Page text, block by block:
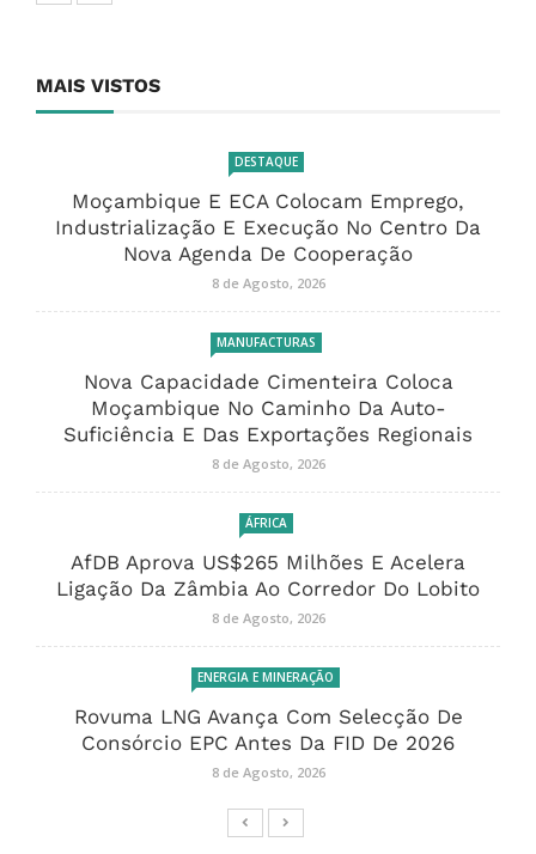
MAIS VISTOS
DESTAQUE
Moçambique E ECA Colocam Emprego,
Industrialização E Execução No Centro Da
Nova Agenda De Cooperação
8 de Agosto, 2026
MANUFACTURAS
Nova Capacidade Cimenteira Coloca
Moçambique No Caminho Da Auto-
Suficiência E Das Exportações Regionais
8 de Agosto, 2026
ÁFRICA
AfDB Aprova US$265 Milhões E Acelera
Ligação Da Zâmbia Ao Corredor Do Lobito
8 de Agosto, 2026
ENERGIA E MINERAÇÃO
Rovuma LNG Avança Com Selecção De
Consórcio EPC Antes Da FID De 2026
8 de Agosto, 2026